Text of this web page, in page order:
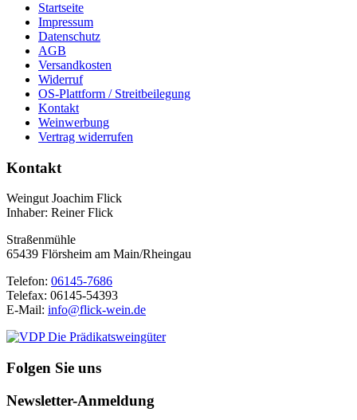
Startseite
Impressum
Datenschutz
AGB
Versandkosten
Widerruf
OS-Plattform / Streitbeilegung
Kontakt
Weinwerbung
Vertrag widerrufen
Kontakt
Weingut Joachim Flick
Inhaber: Reiner Flick
Straßenmühle
65439 Flörsheim am Main/Rheingau
Telefon: 06145-7686
Telefax: 06145-54393
E-Mail: info@flick-wein.de
Folgen Sie uns
Newsletter-Anmeldung